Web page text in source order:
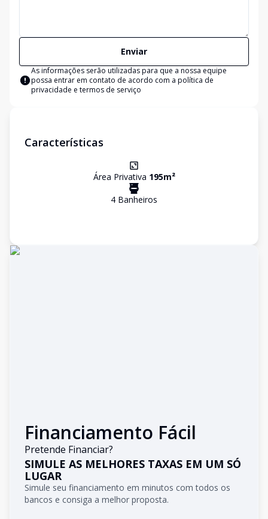
Enviar
As informações serão utilizadas para que a nossa equipe
possa entrar em contato de acordo com a política de
privacidade e termos de serviço
Características
Área Privativa 195m²
4 Banheiros
Financiamento Fácil
Pretende Financiar?
SIMULE AS MELHORES TAXAS EM UM SÓ
LUGAR
Simule seu financiamento em minutos com todos os
bancos e consiga a melhor proposta.